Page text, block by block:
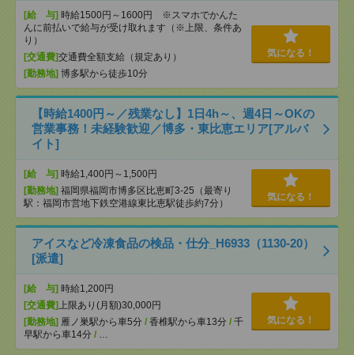
[給 与] 時給1500円～1600円 ※スマホでかんた
んに前払いで給与が受け取れます（※上限、条件あ
り）
[交通費]交通費全額支給（規定あり）
[勤務地] 博多駅から徒歩10分
気になる！
【時給1400円～／残業なし】1日4h～、週4日～OKの
営業事務！未経験歓迎／博多・東比恵エリア[アルバ
イト]
[給 与] 時給1,400円～1,500円
[勤務地] 福岡県福岡市博多区比恵町3-25（最寄り
駅：福岡市営地下鉄空港線東比恵駅徒歩約7分）
気になる！
アイスなど冷凍食品の検品・仕分_H6933（1130-20）
[派遣]
[給 与] 時給1,200円
[交通費] 上限あり(月額)30,000円
[勤務地] 雁ノ巣駅から車5分 / 香椎駅から車13分 / 千
早駅から車14分 / …
気になる！